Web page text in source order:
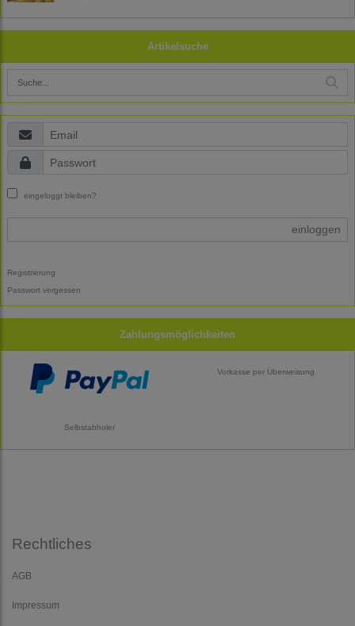
Artikelsuche
eingeloggt bleiben?
einloggen
Registrierung
Passwort vergessen
Zahlungsmöglichkeiten
Vorkasse per Überweisung
Selbstabholer
Rechtliches
AGB
Impressum